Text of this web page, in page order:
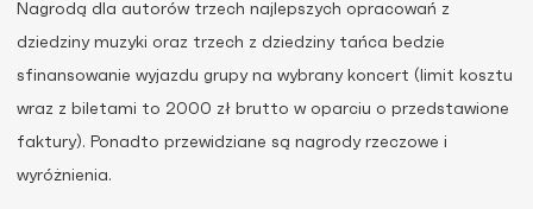
Nagrodą dla autorów trzech najlepszych opracowań z
dziedziny muzyki oraz trzech z dziedziny tańca bedzie
sfinansowanie wyjazdu grupy na wybrany koncert (limit kosztu
wraz z biletami to 2000 zł brutto w oparciu o przedstawione
faktury). Ponadto przewidziane są nagrody rzeczowe i
wyróżnienia.